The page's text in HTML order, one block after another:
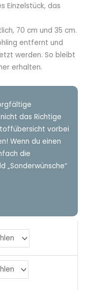
Einzelstück, das
70 cm und 35 cm.
entfernt und
werden. So bleibt
erhalten.
das Richtige
vorbei
Wenn du einen
die
„Sonderwünsche“